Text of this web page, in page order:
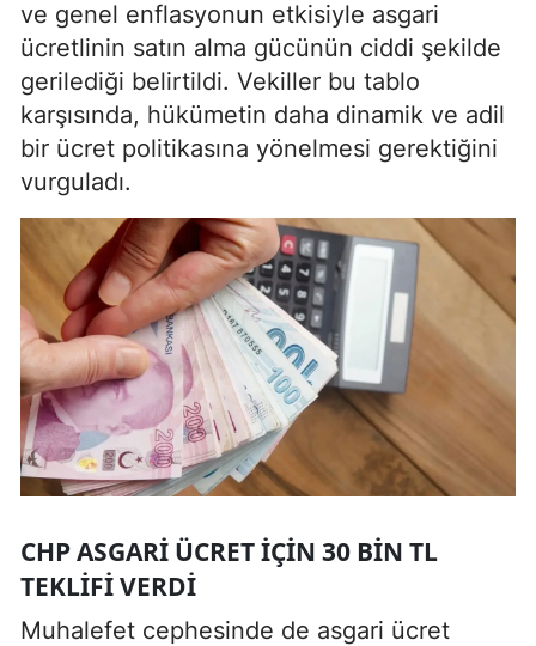
ve genel enflasyonun etkisiyle asgari
ücretlinin satın alma gücünün ciddi şekilde
gerilediği belirtildi. Vekiller bu tablo
karşısında, hükümetin daha dinamik ve adil
bir ücret politikasına yönelmesi gerektiğini
vurguladı.
CHP ASGARI ÜCRET İÇIN 30 BIN TL
TEKLIFI VERDI
Muhalefet cephesinde de asgari ücret